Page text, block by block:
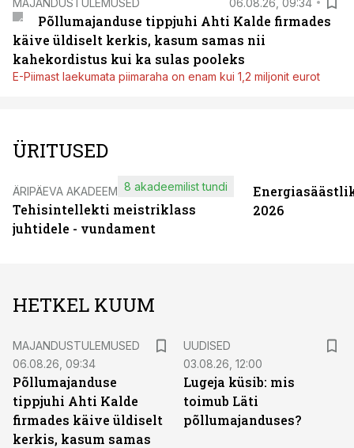
Põllumajanduse tippjuhi Ahti Kalde firmades
käive üldiselt kerkis, kasum samas nii
kahekordistus kui ka sulas pooleks
E-Piimast laekumata piimaraha on enam kui 1,2 miljonit eurot
ÜRITUSED
ÄRIPÄEVA AKADEEMIA
Tehisintellekti meistriklass
juhtidele - vundament
8 akadeemilist tundi
2026
HETKEL KUUM
MAJANDUSTULEMUSED
06.08.26, 09:34
Põllumajanduse
tippjuhi Ahti Kalde
firmades käive üldiselt
kerkis, kasum samas
UUDISED
03.08.26, 12:00
Lugeja küsib: mis
toimub Läti
põllumajanduses?